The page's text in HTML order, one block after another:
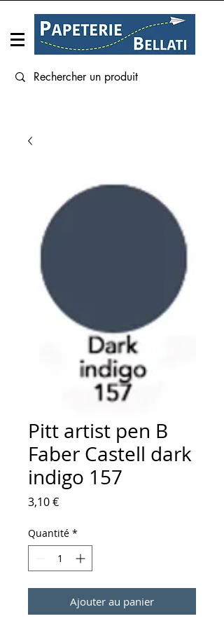
Pitt artist pen B
Faber Castell dark
indigo 157
3,10 €Prix
Quantité *
Ajouter au panier